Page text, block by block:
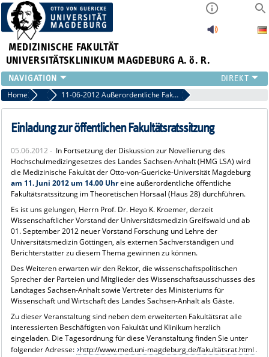
MEDIZINISCHE FAKULTÄT
UNIVERSITÄTSKLINIKUM MAGDEBURG A. ö. R.
INSTITUTE
KLINIKEN
ZENTRALE EINRICHTUNGEN
PRESSE
ÜBER UNS
INTERNATIONAL
INTRANET
Home Archiv 2012 11-06-2012 Außerordentliche Fakultätsratssitzung
Einladung zur öffentlichen Fakultätsratssitzung
05.06.2012 - In Fortsetzung der Diskussion zur Novellierung des
Hochschulmedizingesetzes des Landes Sachsen-Anhalt (HMG LSA) wird
die Medizinische Fakultät der Otto-von-Guericke-Universität Magdeburg
am 11. Juni 2012 um 14.00 Uhreine außerordentliche öffentliche
Fakultätsratssitzung im Theoretischen Hörsaal (Haus 28) durchführen.
Es ist uns gelungen, Herrn Prof. Dr. Heyo K. Kroemer, derzeit
Wissenschaftlicher Vorstand der Universitätsmedizin Greifswald und ab
01. September 2012 neuer Vorstand Forschung und Lehre der
Universitätsmedizin Göttingen, als externen Sachverständigen und
Berichterstatter zu diesem Thema gewinnen zu können.
Des Weiteren erwarten wir den Rektor, die wissenschaftspolitischen
Sprecher der Parteien und Mitglieder des Wissenschaftsausschusses des
Landtages Sachsen-Anhalt sowie Vertreter des Ministeriums für
Wissenschaft und Wirtschaft des Landes Sachsen-Anhalt als Gäste.
Zu dieser Veranstaltung sind neben dem erweiterten Fakultätsrat alle
interessierten Beschäftigten von Fakultät und Klinikum herzlich
eingeladen. Die Tagesordnung für diese Veranstaltung finden Sie unter
folgender Adresse: http://www.med.uni-magdeburg.de/fakultätsrat.html .